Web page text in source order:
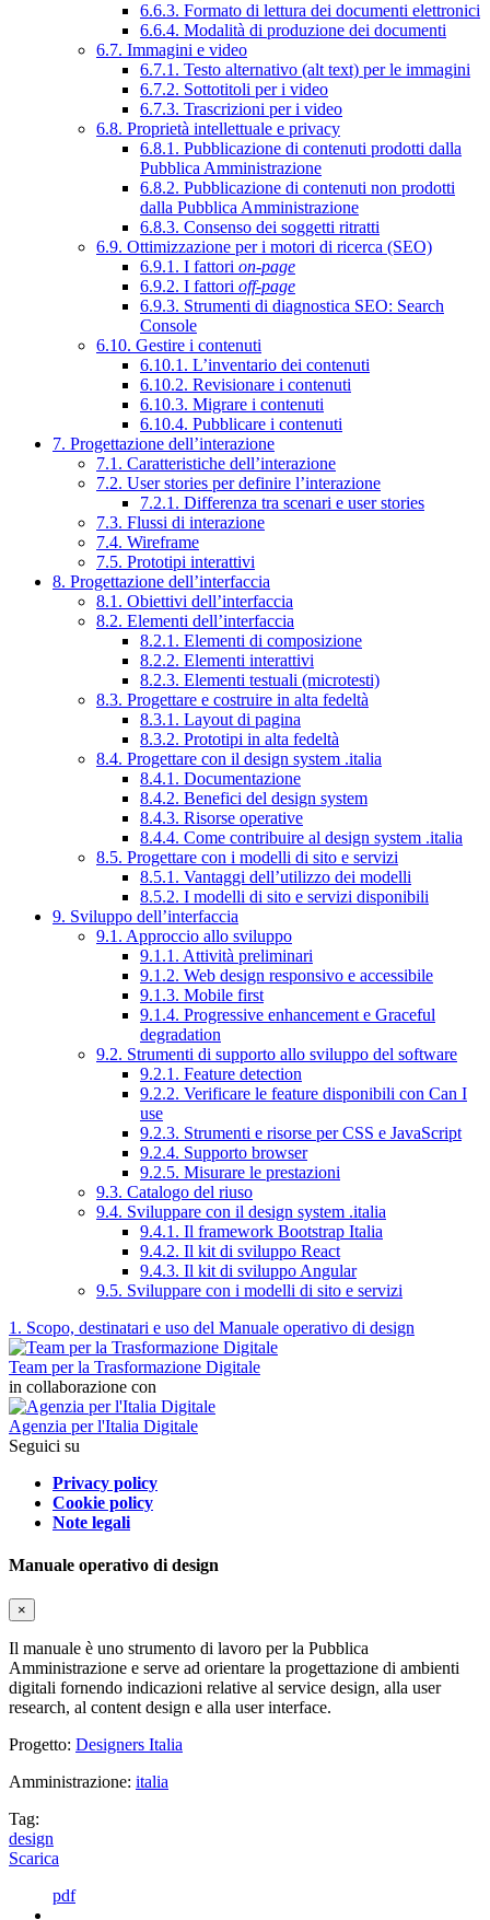
6.6.3. Formato di lettura dei documenti elettronici
6.6.4. Modalità di produzione dei documenti
6.7. Immagini e video
6.7.1. Testo alternativo (alt text) per le immagini
6.7.2. Sottotitoli per i video
6.7.3. Trascrizioni per i video
6.8. Proprietà intellettuale e privacy
6.8.1. Pubblicazione di contenuti prodotti dalla
Pubblica Amministrazione
6.8.2. Pubblicazione di contenuti non prodotti
dalla Pubblica Amministrazione
6.8.3. Consenso dei soggetti ritratti
6.9. Ottimizzazione per i motori di ricerca (SEO)
6.9.1. I fattori on-page
6.9.2. I fattori off-page
6.9.3. Strumenti di diagnostica SEO: Search
Console
6.10. Gestire i contenuti
6.10.1. L’inventario dei contenuti
6.10.2. Revisionare i contenuti
6.10.3. Migrare i contenuti
6.10.4. Pubblicare i contenuti
7. Progettazione dell’interazione
7.1. Caratteristiche dell’interazione
7.2. User stories per definire l’interazione
7.2.1. Differenza tra scenari e user stories
7.3. Flussi di interazione
7.4. Wireframe
7.5. Prototipi interattivi
8. Progettazione dell’interfaccia
8.1. Obiettivi dell’interfaccia
8.2. Elementi dell’interfaccia
8.2.1. Elementi di composizione
8.2.2. Elementi interattivi
8.2.3. Elementi testuali (microtesti)
8.3. Progettare e costruire in alta fedeltà
8.3.1. Layout di pagina
8.3.2. Prototipi in alta fedeltà
8.4. Progettare con il design system .italia
8.4.1. Documentazione
8.4.2. Benefici del design system
8.4.3. Risorse operative
8.4.4. Come contribuire al design system .italia
8.5. Progettare con i modelli di sito e servizi
8.5.1. Vantaggi dell’utilizzo dei modelli
8.5.2. I modelli di sito e servizi disponibili
9. Sviluppo dell’interfaccia
9.1. Approccio allo sviluppo
9.1.1. Attività preliminari
9.1.2. Web design responsivo e accessibile
9.1.3. Mobile first
9.1.4. Progressive enhancement e Graceful
degradation
9.2. Strumenti di supporto allo sviluppo del software
9.2.1. Feature detection
9.2.2. Verificare le feature disponibili con Can I
use
9.2.3. Strumenti e risorse per CSS e JavaScript
9.2.4. Supporto browser
9.2.5. Misurare le prestazioni
9.3. Catalogo del riuso
9.4. Sviluppare con il design system .italia
9.4.1. Il framework Bootstrap Italia
9.4.2. Il kit di sviluppo React
9.4.3. Il kit di sviluppo Angular
9.5. Sviluppare con i modelli di sito e servizi
1. Scopo, destinatari e uso del Manuale operativo di design
Team per la Trasformazione Digitale
in collaborazione con
Agenzia per l'Italia Digitale
Seguici su
Privacy policy
Cookie policy
Note legali
Manuale operativo di design
×
Il manuale è uno strumento di lavoro per la Pubblica
Amministrazione e serve ad orientare la progettazione di ambienti
digitali fornendo indicazioni relative al service design, alla user
research, al content design e alla user interface.
Progetto: Designers Italia
Amministrazione: italia
Tag:
design
Scarica
pdf